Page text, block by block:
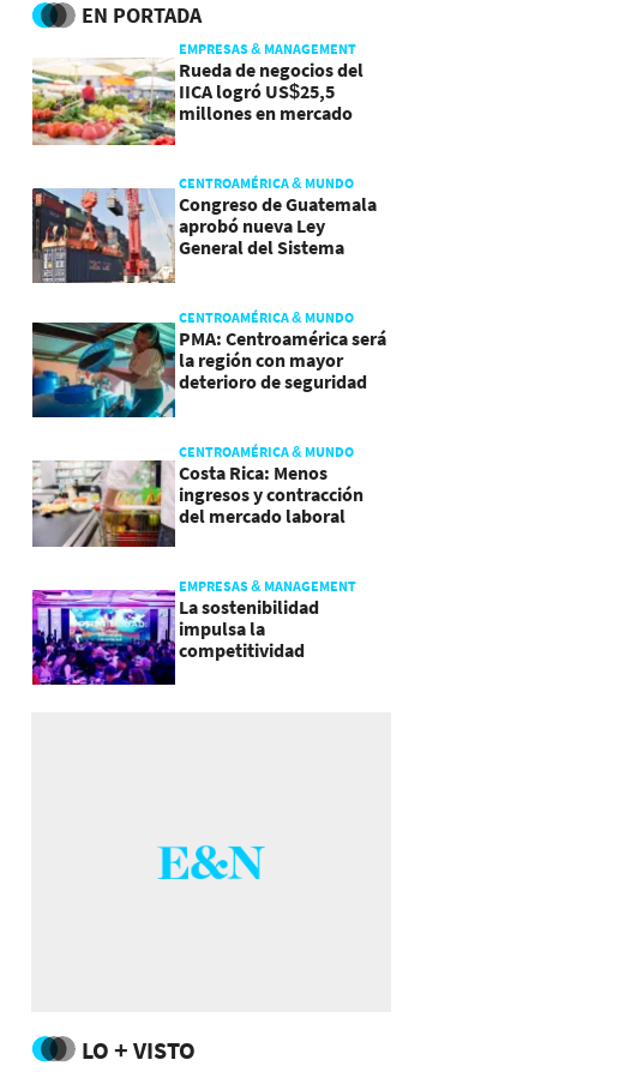
EN PORTADA
EMPRESAS & MANAGEMENT
Rueda de negocios del
IICA logró US$25,5
millones en mercado
CENTROAMÉRICA & MUNDO
Congreso de Guatemala
aprobó nueva Ley
General del Sistema
CENTROAMÉRICA & MUNDO
PMA: Centroamérica será
la región con mayor
deterioro de seguridad
CENTROAMÉRICA & MUNDO
Costa Rica: Menos
ingresos y contracción
del mercado laboral
EMPRESAS & MANAGEMENT
La sostenibilidad
impulsa la
competitividad
LO + VISTO